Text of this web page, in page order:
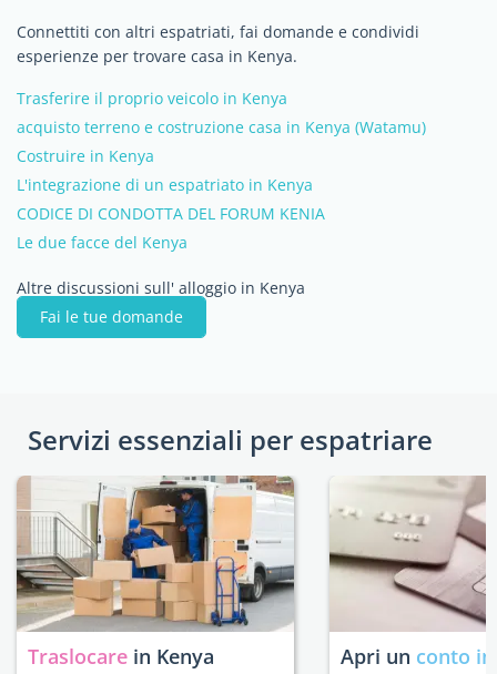
Connettiti con altri espatriati, fai domande e condividi
esperienze per trovare casa in Kenya.
Trasferire il proprio veicolo in Kenya
acquisto terreno e costruzione casa in Kenya (Watamu)
Costruire in Kenya
L'integrazione di un espatriato in Kenya
CODICE DI CONDOTTA DEL FORUM KENIA
Le due facce del Kenya
Altre discussioni sull' alloggio in Kenya
Fai le tue domande
Servizi essenziali per espatriare
Traslocare in Kenya Apri un conto